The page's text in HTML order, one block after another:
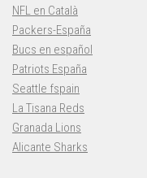
NFL en Català
Packers-España
Bucs en español
Patriots España
Seattle fspain
La Tisana Reds
Granada Lions
Alicante Sharks